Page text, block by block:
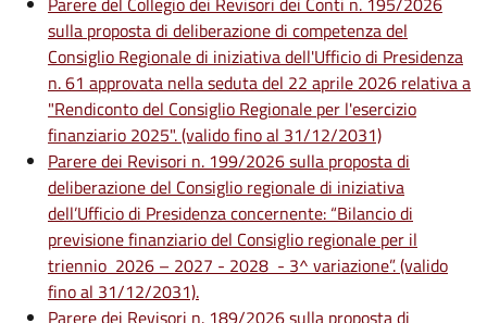
sulla proposta di deliberazione di competenza del
Consiglio Regionale di iniziativa dell'Ufficio di Presidenza
n. 61 approvata nella seduta del 22 aprile 2026 relativa a
"Rendiconto del Consiglio Regionale per l'esercizio
finanziario 2025". (valido fino al 31/12/2031)
Parere dei Revisori n. 199/2026 sulla proposta di
deliberazione del Consiglio regionale di iniziativa
dell’Ufficio di Presidenza concernente: “Bilancio di
previsione finanziario del Consiglio regionale per il
triennio 2026 – 2027 - 2028 - 3^ variazione”. (valido
fino al 31/12/2031).
Parere dei Revisori n. 189/2026 sulla proposta di